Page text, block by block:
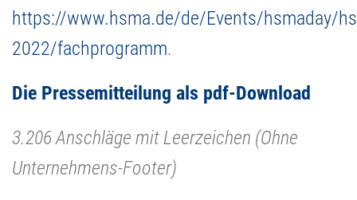
https://www.hsma.de/de/Events/hsmaday/
2022/fachprogramm.
Die Pressemitteilung als pdf-Download
3.206 Anschläge mit Leerzeichen (Ohne
Unternehmens-Footer)